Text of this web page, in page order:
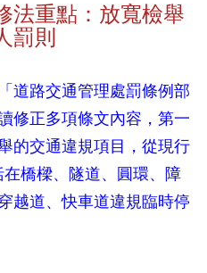
重點：放寬檢舉
罰則
道路交通管理處罰條例部
修正多項條文內容，第一
的交通違規項目，從現行
橋樑、隧道、圓環、障
越道、快車道違規臨時停